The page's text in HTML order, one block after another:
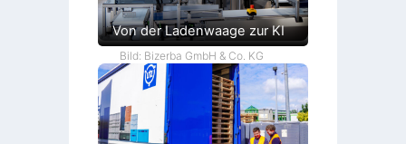
Von der Ladenwaage zur KI
Bild: Bizerba GmbH & Co. KG